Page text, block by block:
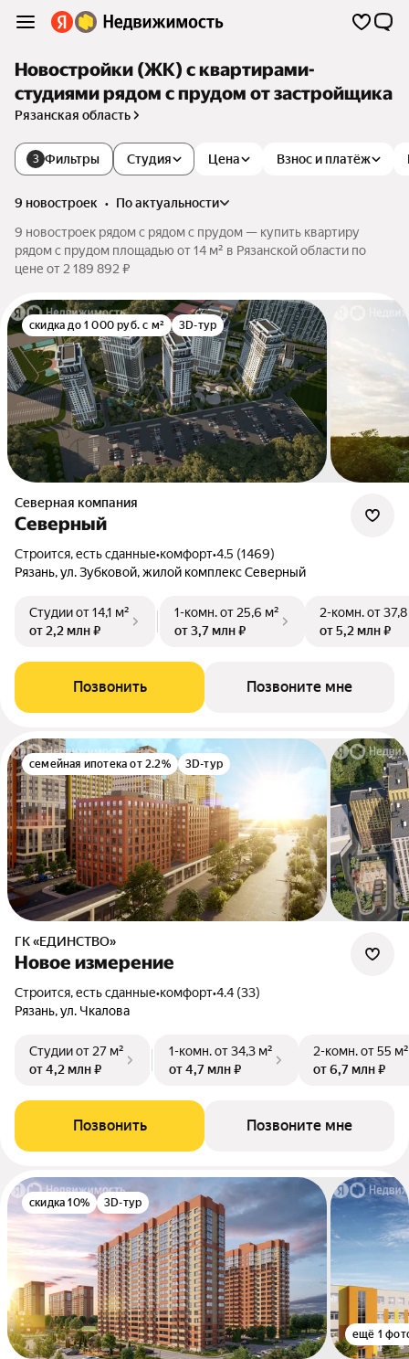
Новостройки (ЖК) с квартирами-
студиями рядом с прудом от застройщика
Рязанская область
3 Фильтры Цена Взнос и платёж
Студия
9 новостроек •
по актуальности
9 новостроек рядом с рядом с прудом — купить квартиру
рядом с прудом площадью от 14 м² в Рязанской области по
цене от 2 189 892 ₽
скидка до 1 000 руб. с м² 3D-тур
Северная компания
Северный
Строится, есть сданные•комфорт•4.5 (1469)
Рязань, ул. Зубковой, жилой комплекс Северный
Студииот 14,1 м²
от 2,2 млн ₽
1-комн.от 25,6 м²
от 3,7 млн ₽
2-комн.от
от 5,2 млн ₽
Позвонить Позвоните мне
семейная ипотека от 2.2% 3D-тур
ГК «ЕДИНСТВО»
Новое измерение
Строится, есть сданные•комфорт•4.4 (33)
Рязань, ул. Чкалова
Студииот 27 м²
от 4,2 млн ₽
1-комн.от 34,3 м²
от 4,7 млн ₽
2-комн.от 55 м²
от 6,7 млн ₽
Позвонить Позвоните мне
скидка 10% 3D-тур
ещё 1